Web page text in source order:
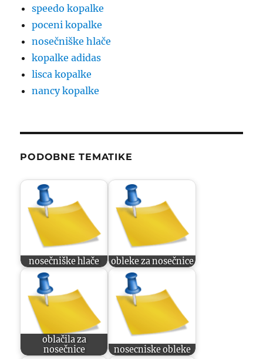
speedo kopalke
poceni kopalke
nosečniške hlače
kopalke adidas
lisca kopalke
nancy kopalke
PODOBNE TEMATIKE
nosečniške hlače obleke za nosečnice
oblačila za
nosečnice
nosecniske obleke